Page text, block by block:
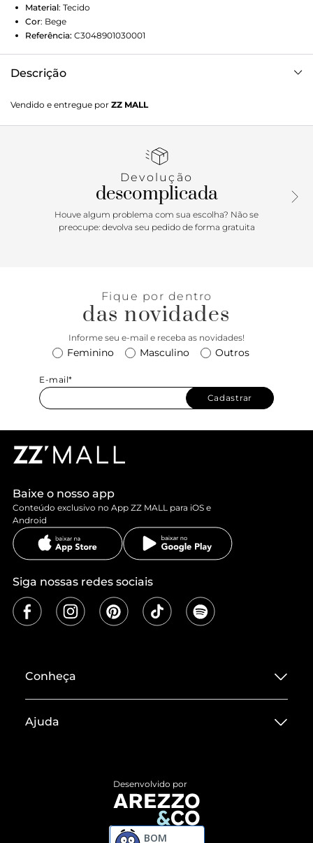
Material: Tecido
Cor: Bege
Referência: C3048901030001
Descrição
modelo de material em tecido de camurça, possui salto em
bloco médio. Com biqueira arredondada, apresenta cabedal
na gáspea. Com palmilha nude e assinatura Anacapri.
Apostar: Urban & boho para a temporada Resort’26
Anacapri. Versátil, a sandália mule possui um design
minimalista e moderninho, com tira mais larga, recorte
imponente e detalhe em franjas no cabedal. Tendência
Vendido e entregue por ZZ MALL
Devolução
descomplicada
Houve algum problema com sua escolha? Não se
preocupe: devolva seu pedido de forma gratuita
Fique por dentro
das novidades
Informe seu e-mail e receba as novidades!
Feminino Masculino Outros
E-mail*
Cadastrar
Baixe o nosso app
Conteúdo exclusivo no App ZZ MALL para iOS e
Android
Siga nossas redes sociais
Conheça
Termos de Uso
ZZ MALL é confiável
Ajuda
Devolução do Produto
Compre pelo WhatsApp
Desenvolvido por
BOM